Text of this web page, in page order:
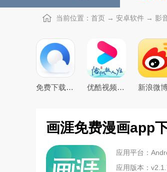
当前位置： 首页 → 安卓软件 → 影
免费下载2026最新版手机QQ浏览器 优酷视频app下载2026最新版
画涯免费漫画app
应用平台：
应用版本：